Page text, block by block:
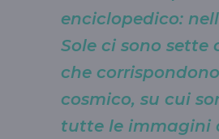
enciclopedico:
Sole ci sono sette
che
cosmico, su cui
tutte le immagini